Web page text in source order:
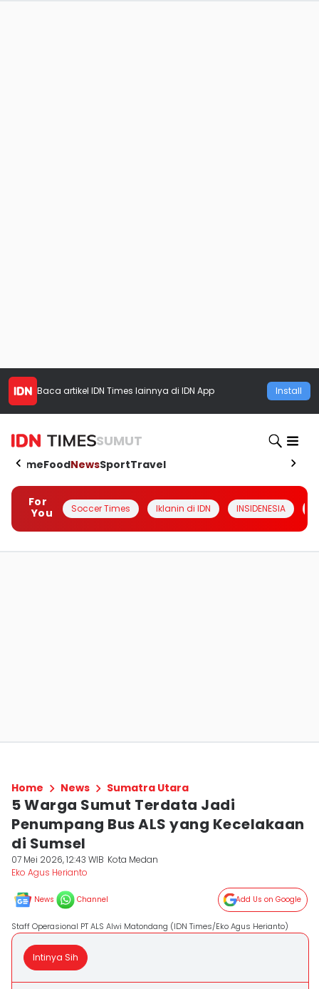
Baca artikel IDN Times lainnya di IDN App Install
SUMUT
HomeFoodNewsSportTravel
For
You
Soccer Times Iklanin di IDN INSIDENESIA
Home News Sumatra Utara
5 Warga Sumut Terdata Jadi
Penumpang Bus ALS yang Kecelakaan
di Sumsel
07 Mei 2026, 12:43 WIB Kota Medan
Eko Agus Herianto
News Channel Add Us on Google
Staff Operasional PT ALS Alwi Matondang (IDN Times/Eko Agus Herianto)
Intinya Sih